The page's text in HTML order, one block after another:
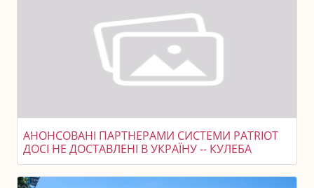
АНОНСОВАНІ ПАРТНЕРАМИ СИСТЕМИ PATRIOT
ДОСІ НЕ ДОСТАВЛЕНІ В УКРАЇНУ -- КУЛЕБА